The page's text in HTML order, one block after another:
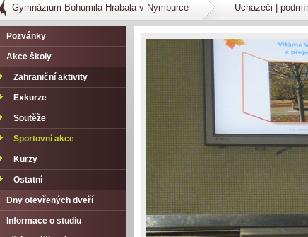
Gymnázium Bohumila Hrabala v Nymburce Uchazeči |
Pozvánky
Akce školy
Zahraniční aktivity
Exkurze
Soutěže
Sportovní akce
Kurzy
Ostatní
Dny otevřených dveří
Informace o studiu